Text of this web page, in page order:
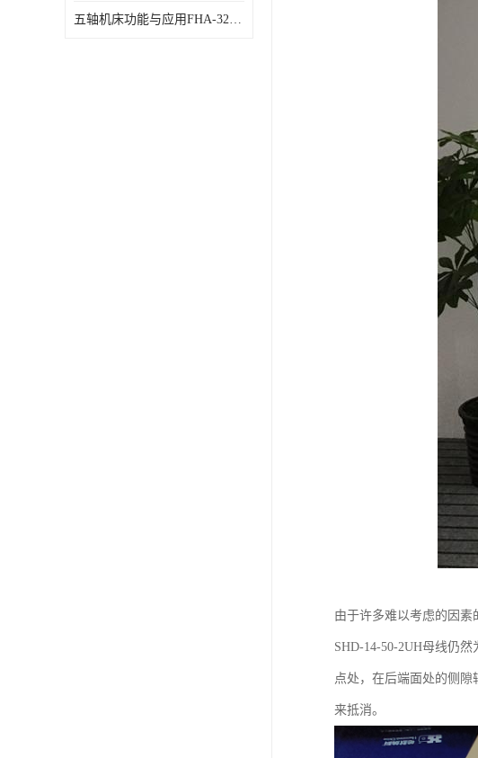
五轴机床功能与应用FHA-32C-50-US250
由于许多难以考虑的因
SHD-14-50-2UH母线仍
点处，在后端面处的侧
来抵消。